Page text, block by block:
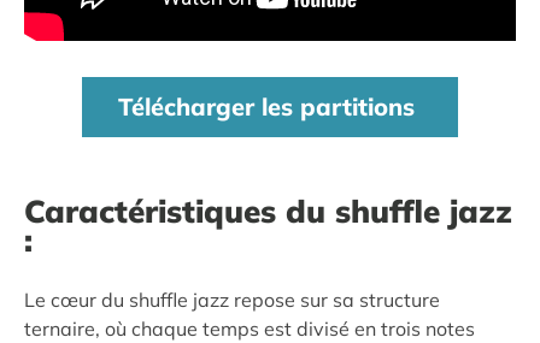
Télécharger les partitions
Caractéristiques du shuffle jazz
:
Le cœur du shuffle jazz repose sur sa structure
ternaire, où chaque temps est divisé en trois notes